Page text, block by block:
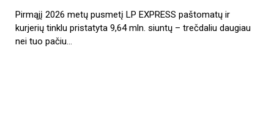
Pirmąjį 2026 metų pusmetį LP EXPRESS paštomatų ir
kurjerių tinklu pristatyta 9,64 mln. siuntų – trečdaliu daugiau
nei tuo pačiu…